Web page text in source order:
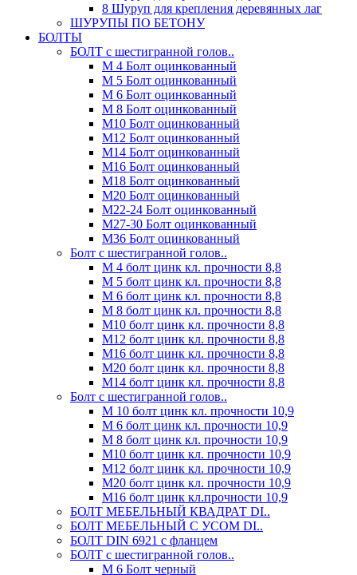
8 Шуруп для крепления деревянных лаг
ШУРУПЫ ПО БЕТОНУ
БОЛТЫ
БОЛТ с шестигранной голов..
М 4 Болт оцинкованный
М 5 Болт оцинкованный
М 6 Болт оцинкованный
М 8 Болт оцинкованный
М10 Болт оцинкованный
М12 Болт оцинкованный
М14 Болт оцинкованный
М16 Болт оцинкованный
М18 Болт оцинкованный
М20 Болт оцинкованный
М22-24 Болт оцинкованный
М27-30 Болт оцинкованный
М36 Болт оцинкованный
Болт с шестигранной голов..
М 4 болт цинк кл. прочности 8,8
М 5 болт цинк кл. прочности 8,8
М 6 болт цинк кл. прочности 8,8
М 8 болт цинк кл. прочности 8,8
М10 болт цинк кл. прочности 8,8
М12 болт цинк кл. прочности 8,8
М16 болт цинк кл. прочности 8,8
М20 болт цинк кл. прочности 8,8
М14 болт цинк кл. прочности 8,8
Болт с шестигранной голов..
М 10 болт цинк кл. прочности 10,9
М 6 болт цинк кл. прочности 10,9
М 8 болт цинк кл. прочности 10,9
М10 болт цинк кл. прочности 10,9
М12 болт цинк кл. прочности 10,9
М20 болт цинк кл. прочности 10,9
М16 болт цинк кл.прочности 10,9
БОЛТ МЕБЕЛЬНЫЙ КВАДРАТ DI..
БОЛТ МЕБЕЛЬНЫЙ С УСОМ DI..
БОЛТ DIN 6921 c фланцем
БОЛТ с шестигранной голов..
М 6 Болт черный